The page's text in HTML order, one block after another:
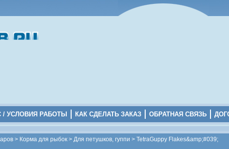
/ УСЛОВИЯ РАБОТЫ КАК СДЕЛАТЬ ЗАКАЗ ОБРАТНАЯ СВЯЗЬ
> Корма для рыбок > Для петушков, гуппи > TetraGuppy Flakes&amp;#039;